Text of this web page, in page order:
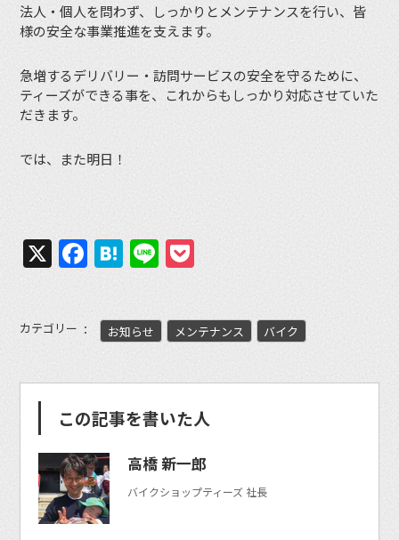
法人・個人を問わず、しっかりとメンテナンスを行い、皆
様の安全な事業推進を支えます。
急増するデリバリー・訪問サービスの安全を守るために、
ティーズができる事を、これからもしっかり対応させていた
だきます。
では、また明日！
X Facebook
Hatena
Line
カテゴリー お知らせ メンテナンス バイク
この記事を書いた人
高橋 新一郎
バイクショップティーズ 社長